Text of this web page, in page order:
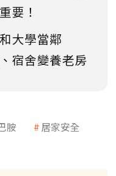
要！
大學當鄰
宿舍變養老房
胺
居家安全